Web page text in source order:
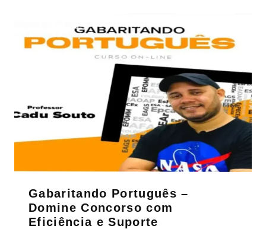
Gabaritando Português –
Domine Concorso com
Eficiência e Suporte